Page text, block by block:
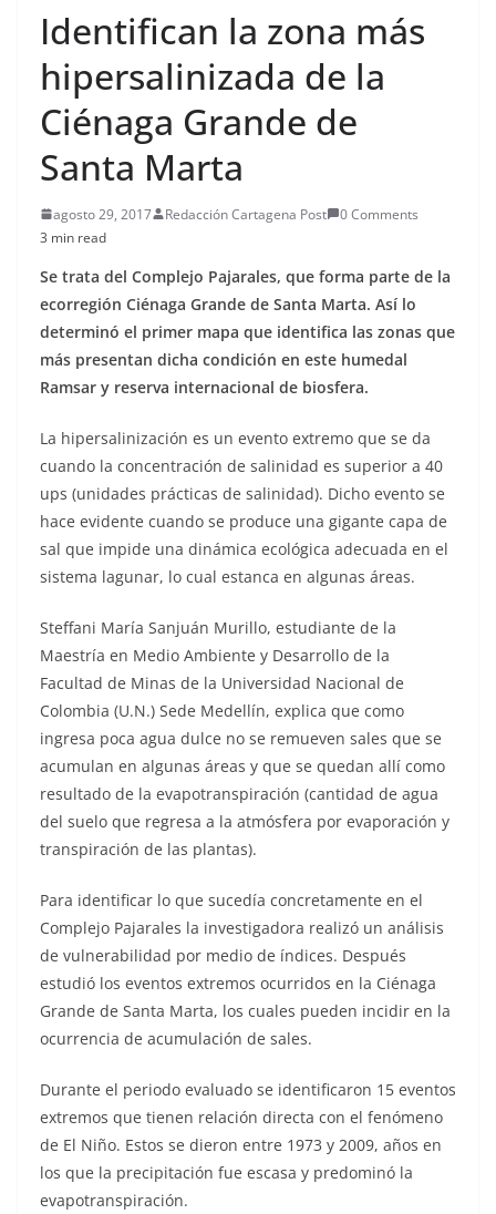
Identifican la zona más
hipersalinizada de la
Ciénaga Grande de
Santa Marta
agosto 29, 2017 Redacción Cartagena Post
0 Comments
3 min read
Se trata del Complejo Pajarales, que forma parte de la
ecorregión Ciénaga Grande de Santa Marta. Así lo
determinó el primer mapa que identifica las zonas que
más presentan dicha condición en este humedal
Ramsar y reserva internacional de biosfera.
La hipersalinización es un evento extremo que se da
cuando la concentración de salinidad es superior a 40
ups (unidades prácticas de salinidad). Dicho evento se
hace evidente cuando se produce una gigante capa de
sal que impide una dinámica ecológica adecuada en el
sistema lagunar, lo cual estanca en algunas áreas.
Steffani María Sanjuán Murillo, estudiante de la
Maestría en Medio Ambiente y Desarrollo de la
Facultad de Minas de la Universidad Nacional de
Colombia (U.N.) Sede Medellín, explica que como
ingresa poca agua dulce no se remueven sales que se
acumulan en algunas áreas y que se quedan allí como
resultado de la evapotranspiración (cantidad de agua
del suelo que regresa a la atmósfera por evaporación y
transpiración de las plantas).
Para identificar lo que sucedía concretamente en el
Complejo Pajarales la investigadora realizó un análisis
de vulnerabilidad por medio de índices. Después
estudió los eventos extremos ocurridos en la Ciénaga
Grande de Santa Marta, los cuales pueden incidir en la
ocurrencia de acumulación de sales.
Durante el periodo evaluado se identificaron 15 eventos
extremos que tienen relación directa con el fenómeno
de El Niño. Estos se dieron entre 1973 y 2009, años en
los que la precipitación fue escasa y predominó la
evapotranspiración.